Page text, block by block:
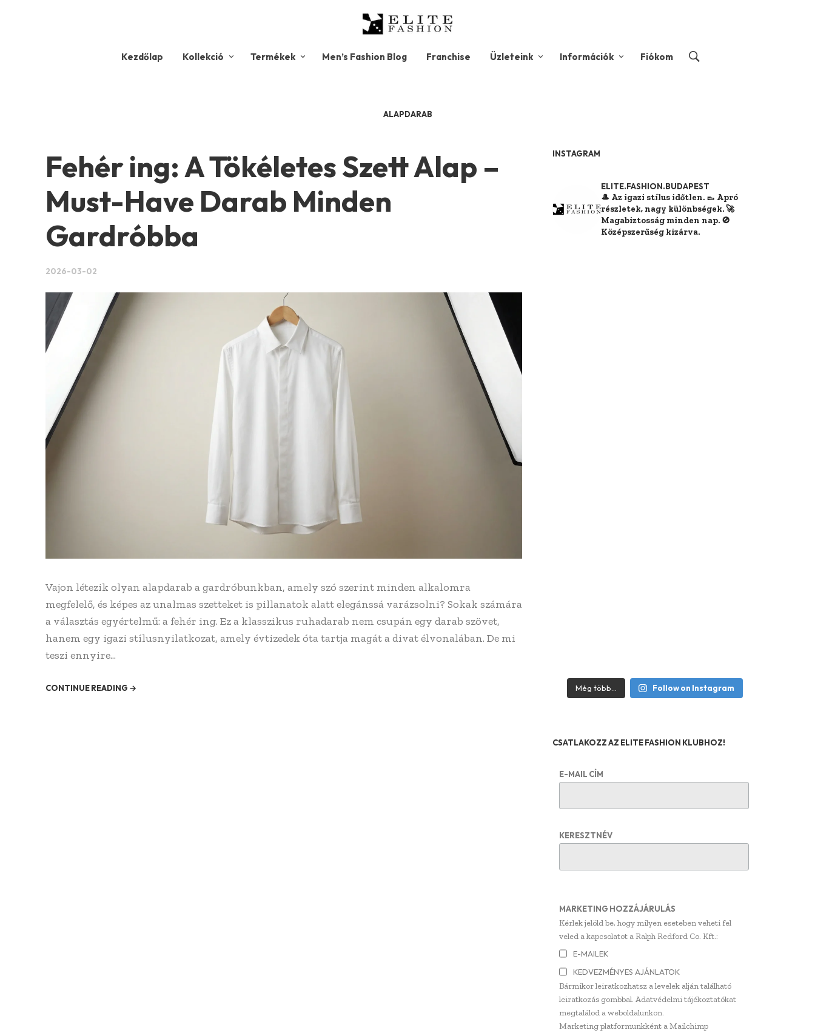
Kezdőlap Kollekció Termékek Men’s Fashion Blog Franchise Üzleteink Információk Fiókom
ALAPDARAB
Fehér ing: A Tökéletes Szett Alap –
Must-Have Darab Minden
Gardróbba
2026-03-02
Vajon létezik olyan alapdarab a gardróbunkban, amely szó szerint minden alkalomra
megfelelő, és képes az unalmas szetteket is pillanatok alatt elegánssá varázsolni? Sokak számára
a választás egyértelmű: a fehér ing. Ez a klasszikus ruhadarab nem csupán egy darab szövet,
hanem egy igazi stílusnyilatkozat, amely évtizedek óta tartja magát a divat élvonalában. De mi
teszi ennyire...
CONTINUE READING →
INSTAGRAM
ELITE.FASHION.BUDAPEST
🎩 Az igazi stílus időtlen. 👞 Apró
részletek, nagy különbségek.🚀
Magabiztosság minden nap. 🚫
Középszerűség kizárva.
Még több... Follow on Instagram
CSATLAKOZZ AZ ELITE FASHION KLUBHOZ!
E-MAIL CÍM
KERESZTNÉV
MARKETING HOZZÁJÁRULÁS
Kérlek jelöld be, hogy milyen eseteben veheti fel
veled a kapcsolatot a Ralph Redford Co. Kft.:
E-MAILEK
KEDVEZMÉNYES AJÁNLATOK
Bármikor leiratkozhatsz a levelek alján található
leiratkozás gombbal. Adatvédelmi tájékoztatókat
megtalálod a weboldalunkon.
Marketing platformunkként a Mailchimp